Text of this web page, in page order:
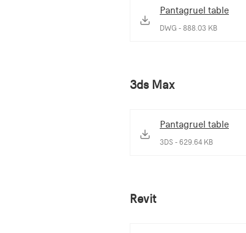
Pantagruel table
DWG - 888.03 KB
3ds Max
Pantagruel table
3DS - 629.64 KB
Revit